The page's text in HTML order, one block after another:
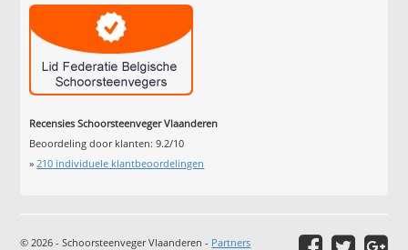
Recensies Schoorsteenveger Vlaanderen
Beoordeling door klanten:9.2/10
»210 individuele klantbeoordelingen
© 2026 - Schoorsteenveger Vlaanderen - Partners